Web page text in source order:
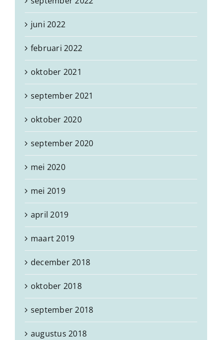
juni 2022
februari 2022
oktober 2021
september 2021
oktober 2020
september 2020
mei 2020
mei 2019
april 2019
maart 2019
december 2018
oktober 2018
september 2018
augustus 2018